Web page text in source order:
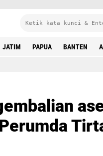
JATIM PAPUA BANTEN